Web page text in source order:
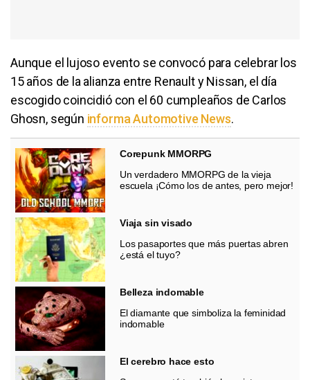
Aunque el lujoso evento se convocó para celebrar los
15 años de la alianza entre Renault y Nissan, el día
escogido coincidió con el 60 cumpleaños de Carlos
Ghosn, según informa Automotive News.
Corepunk MMORPG
Un verdadero MMORPG de la vieja
escuela ¡Cómo los de antes, pero mejor!
Viaja sin visado
Los pasaportes que más puertas abren
¿está el tuyo?
Belleza indomable
El diamante que simboliza la feminidad
indomable
El cerebro hace esto